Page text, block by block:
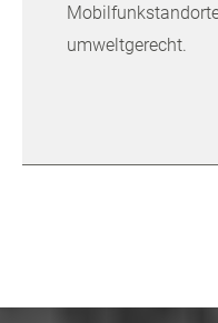
umweltgerecht.